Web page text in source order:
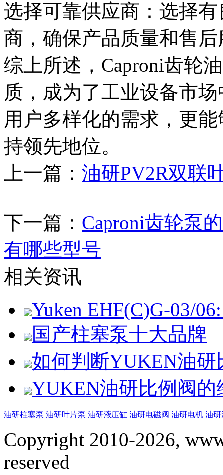
选择可靠供应商：选择
商，确保产品质量和售
综上所述，Caproni齿轮
质，成为了工业设备市
用户多样化的需求，更
持领先地位。
上一篇： 油研PV2R双联
下一篇： Caproni齿轮泵
有哪些型号
相关资讯
Yuken EHF(C)G-03/
国产柱塞泵十大品牌
如何判断YUKEN油
YUKEN油研比例阀的
油研柱塞泵 油研叶片泵 油研液压缸 油研电磁阀 油研电机 油研
Copyright 2010-2026,
reserved